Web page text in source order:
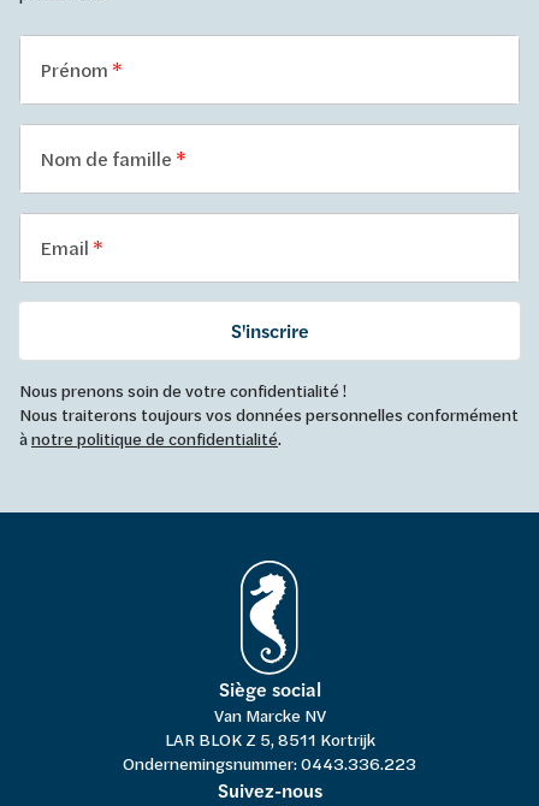
Prénom
Nom de famille
Email
S'inscrire
Nous prenons soin de votre confidentialité !
Nous traiterons toujours vos données personnelles conformément
ànotre politique de confidentialité.
Siège social
Van Marcke NV
LAR BLOK Z 5, 8511 Kortrijk
Ondernemingsnummer: 0443.336.223
Suivez-nous